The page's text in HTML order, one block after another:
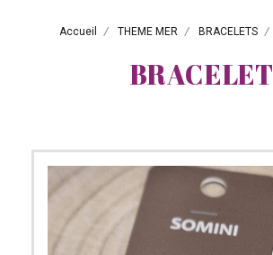
Accueil THEME MER BRACELETS
BRACELET